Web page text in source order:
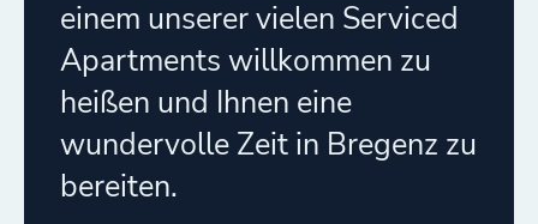
einem unserer vielen Serviced
Apartments willkommen zu
heißen und Ihnen eine
wundervolle Zeit in Bregenz zu
bereiten.